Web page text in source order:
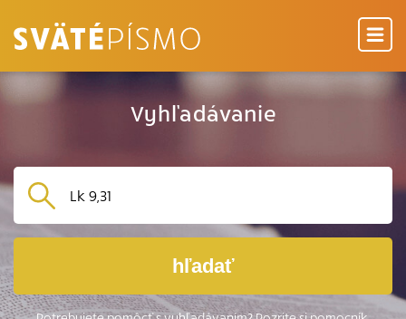
Vyhľadávanie
hľadať